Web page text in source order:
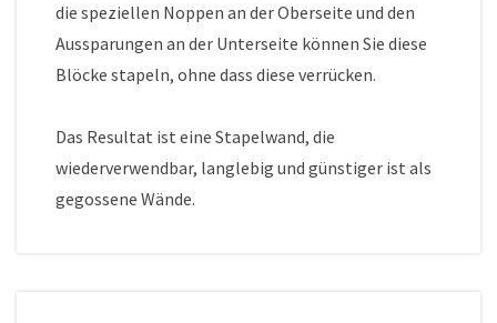
die speziellen Noppen an der Oberseite und den
Aussparungen an der Unterseite können Sie diese
Blöcke stapeln, ohne dass diese verrücken.
Das Resultat ist eine Stapelwand, die
wiederverwendbar, langlebig und günstiger ist als
gegossene Wände.